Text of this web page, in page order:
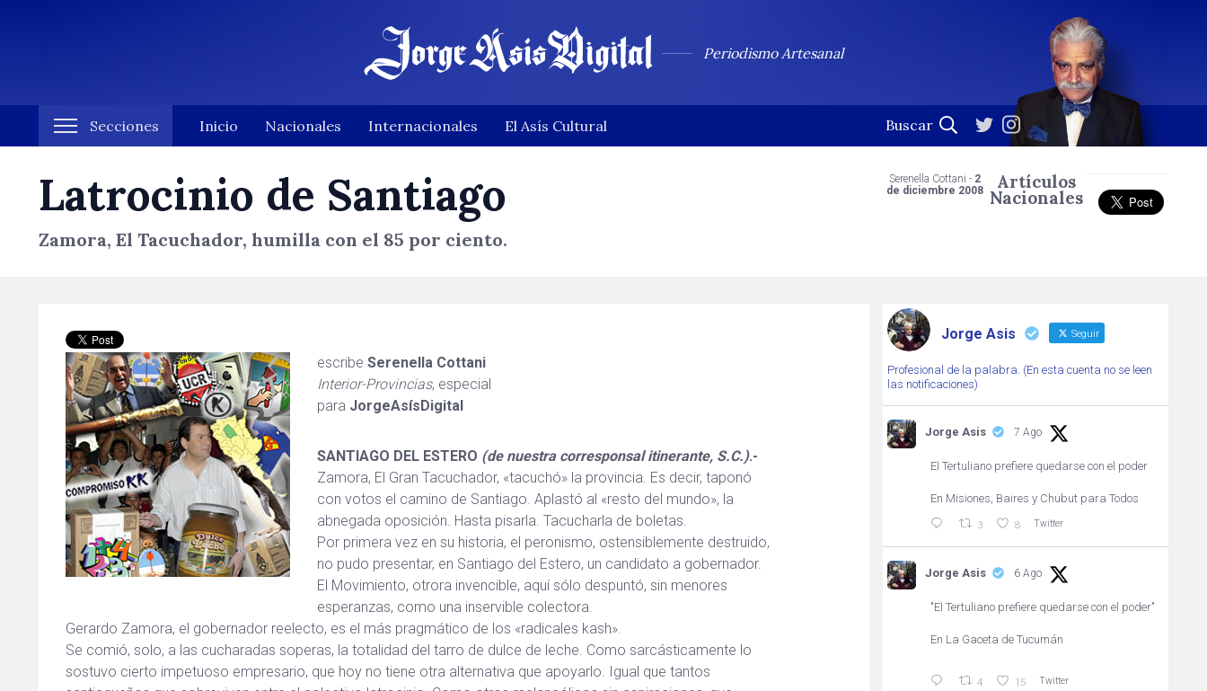
Periodismo Artesanal
Secciones Inicio Nacionales Internacionales El Asís Cultural
Latrocinio de Santiago
Zamora, El Tacuchador, humilla con el 85 por ciento.
Serenella Cottani - 2
de diciembre 2008
Artículos
Nacionales
escribe Serenella Cottani
Interior-Provincias, especial
para JorgeAsísDigital
SANTIAGO DEL ESTERO (de nuestra corresponsal itinerante, S.C.).-
Zamora, El Gran Tacuchador, «tacuchó» la provincia. Es decir, taponó
con votos el camino de Santiago. Aplastó al «resto del mundo», la
abnegada oposición. Hasta pisarla. Tacucharla de boletas.
Por primera vez en su historia, el peronismo, ostensiblemente destruido,
no pudo presentar, en Santiago del Estero, un candidato a gobernador.
El Movimiento, otrora invencible, aquí sólo despuntó, sin menores
esperanzas, como una inservible colectora.
Gerardo Zamora, el gobernador reelecto, es el más pragmático de los «radicales kash».
Se comió, solo, a las cucharadas soperas, la totalidad del tarro de dulce de leche. Como sarcásticamente lo
sostuvo cierto impetuoso empresario, que hoy no tiene otra alternativa que apoyarlo. Igual que tantos
Jorge Asis Seguir
Profesional de la palabra. (En esta cuenta no se leen
las notificaciones)
Jorge Asis 7 Ago
El Tertuliano prefiere quedarse con el poder
En Misiones, Baires y Chubut para Todos
3 8 Twitter
Jorge Asis 6 Ago
"El Tertuliano prefiere quedarse con el poder"
En La Gaceta de Tucumán
4 15 Twitter